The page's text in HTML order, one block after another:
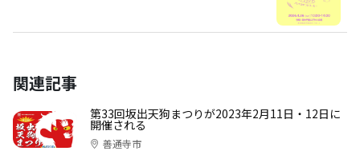
関連記事
第33回坂出天狗まつりが2023年2月11日・12日に
開催される
善通寺市